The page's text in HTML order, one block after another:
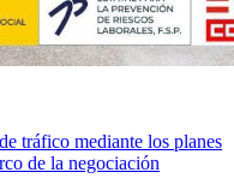
tráfico mediante los planes
de la negociación